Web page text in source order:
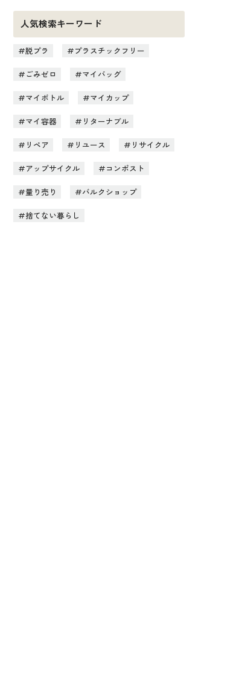
人気検索キーワード
脱プラ プラスチックフリー
ごみゼロ マイバッグ
マイボトル マイカップ
マイ容器 リターナブル
リペア リユース リサイクル
アップサイクル コンポスト
量り売り バルクショップ
捨てない暮らし